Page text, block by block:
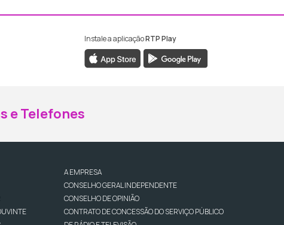
da RTP Madeira
Instagram da RTP Madeira
Instale a aplicaçãoRTP Play
e Telefones
A EMPRESA
CONSELHO GERAL INDEPENDENTE
CONSELHO DE OPINIÃO
CONTRATO DE CONCESSÃO DO SERVIÇO PÚBLICO